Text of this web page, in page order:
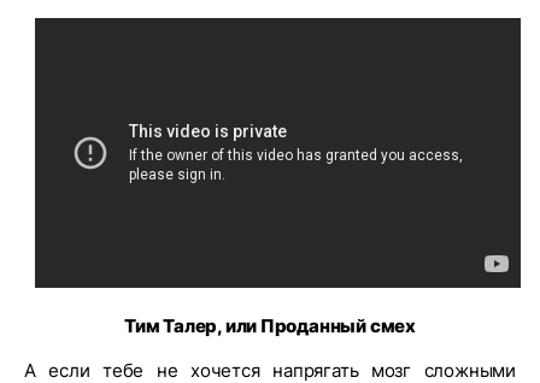
Тим Талер, или Проданный смех
А если тебе не хочется напрягать мозг сложными